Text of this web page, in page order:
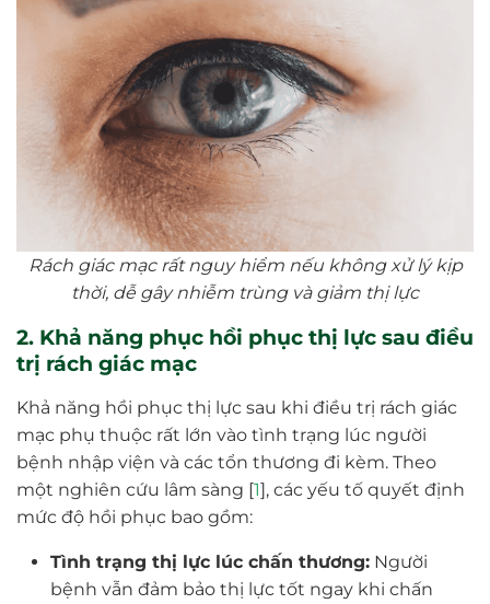
Rách giác mạc rất nguy hiểm nếu không xử lý kịp
thời, dễ gây nhiễm trùng và giảm thị lực
2. Khả năng phục hồi phục thị lực sau điều
trị rách giác mạc
Khả năng hồi phục thị lực sau khi điều trị rách giác
mạc phụ thuộc rất lớn vào tình trạng lúc người
bệnh nhập viện và các tổn thương đi kèm. Theo
một nghiên cứu lâm sàng [1], các yếu tố quyết định
mức độ hồi phục bao gồm:
Tình trạng thị lực lúc chấn thương:Người
bệnh vẫn đảm bảo thị lực tốt ngay khi chấn